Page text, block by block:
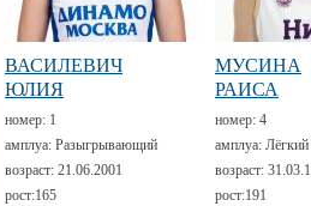
ВАСИЛЕВИЧ
ЮЛИЯ
номер: 1
амплуа: Разыгрывающий
возраст: 21.06.2001
рост:165
МУСИНА
РАИСА
номер: 4
амплуа:
возраст:
рост:191